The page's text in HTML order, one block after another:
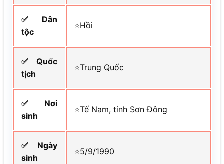
✅Dân
tộc
⭐Hồi
✅Quốc
tịch
⭐Trung Quốc
✅Nơi
sinh
⭐Tế Nam, tỉnh Sơn Đông
✅Ngày
sinh
⭐5/9/1990